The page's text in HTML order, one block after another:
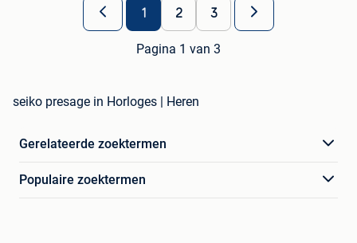
1 2 3
Pagina 1 van 3
seiko presage in Horloges | Heren
Gerelateerde zoektermen
Populaire zoektermen